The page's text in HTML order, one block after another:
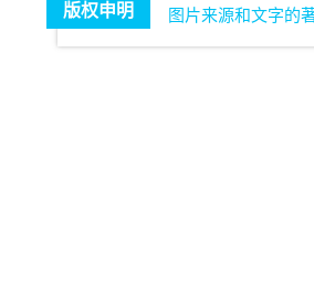
版权申明 图片来源和文字的